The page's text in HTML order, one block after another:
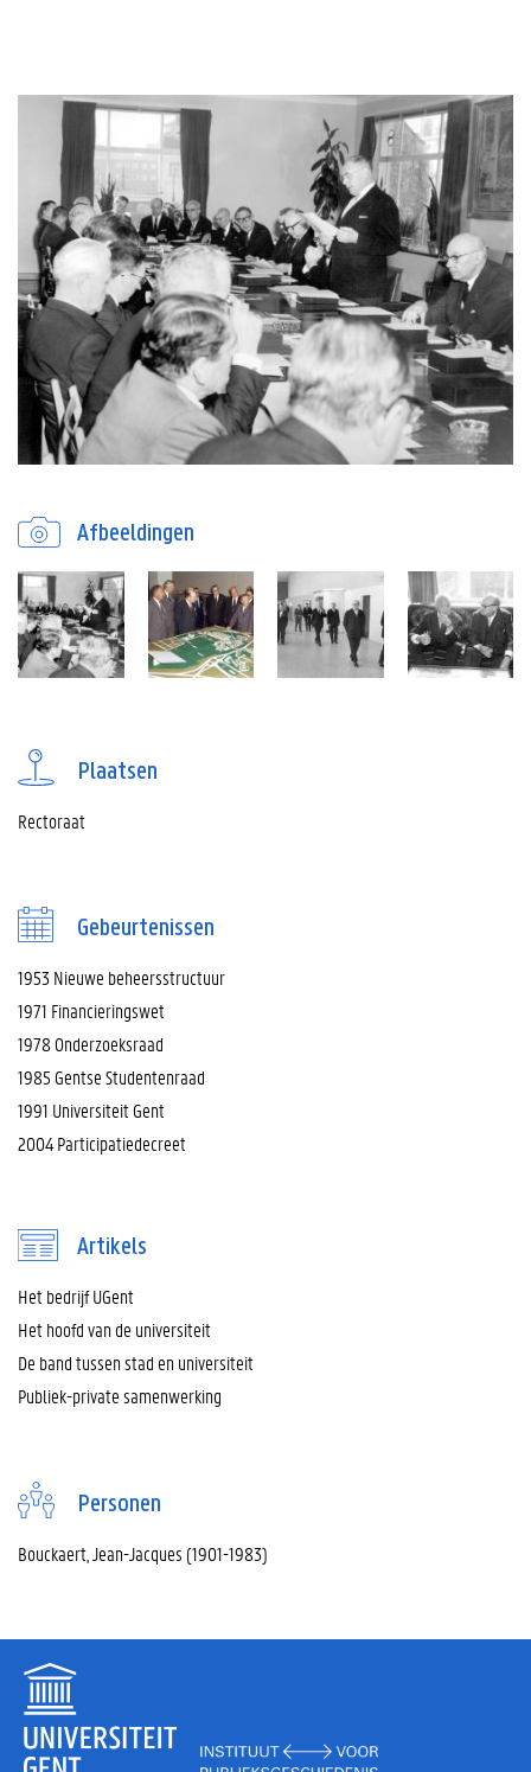
Afbeeldingen
Plaatsen
Rectoraat
Gebeurtenissen
1953 Nieuwe beheersstructuur
1971 Financieringswet
1978 Onderzoeksraad
1985 Gentse Studentenraad
1991 Universiteit Gent
2004 Participatiedecreet
Artikels
Het bedrijf UGent
Het hoofd van de universiteit
De band tussen stad en universiteit
Publiek-private samenwerking
Personen
Bouckaert, Jean-Jacques (1901-1983)